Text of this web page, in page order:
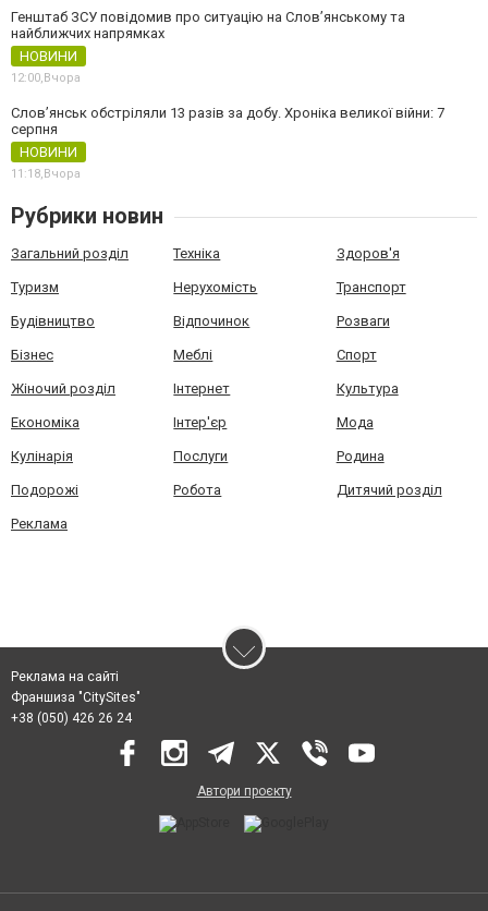
Генштаб ЗСУ повідомив про ситуацію на Слов’янському та
найближчих напрямках
НОВИНИ
12:00,Вчора
Слов’янськ обстріляли 13 разів за добу. Хроніка великої війни: 7
серпня
НОВИНИ
11:18,Вчора
Рубрики новин
Загальний розділ Техніка Здоров'я
Туризм Нерухомість Транспорт
Будівництво Відпочинок Розваги
Бізнес Меблі Спорт
Жіночий розділ Інтернет Культура
Економіка Інтер'єр Мода
Кулінарія Послуги Родина
Подорожі Робота Дитячий розділ
Реклама
Реклама на сайті
Франшиза "CitySites"
+38 (050) 426 26 24
Автори проєкту